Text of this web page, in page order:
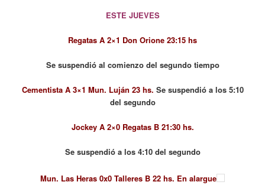
ESTE JUEVES
Regatas A 2×1 Don Orione 23:15 hs
Se suspendió al comienzo del segundo tiempo
Cementista A 3×1 Mun. Luján 23 hs. Sesuspendió a los 5:10
del segundo
Jockey A 2×0 Regatas B 21:30 hs.
Se suspendió a los 4:10 del segundo
Mun. Las Heras 0x0 Talleres B 22 hs. En alargue